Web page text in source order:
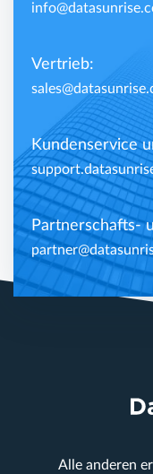
Vertrieb:
Kundenservice
Partnerschafts-
Alle anderen